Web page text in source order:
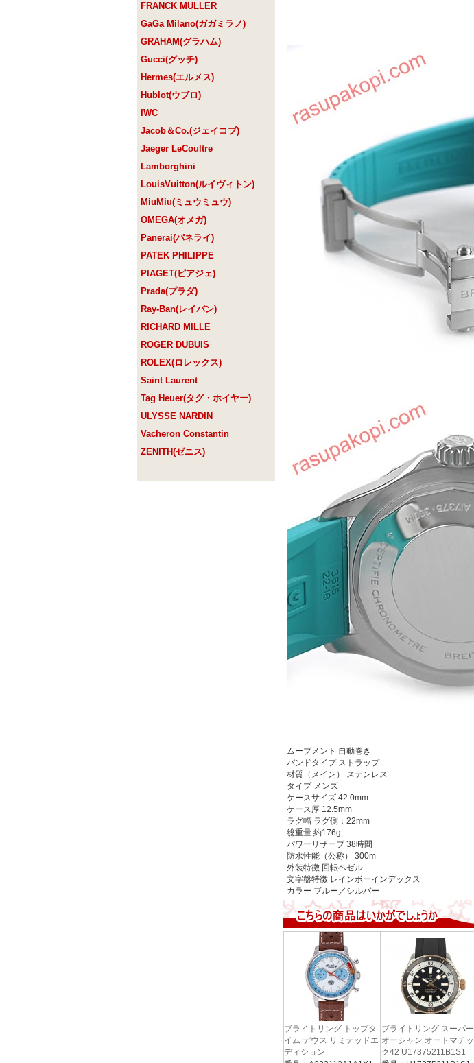
FRANCK MULLER
GaGa Milano(ガガミラノ)
GRAHAM(グラハム)
Gucci(グッチ)
Hermes(エルメス)
Hublot(ウブロ)
IWC
Jacob＆Co.(ジェイコブ)
Jaeger LeCoultre
Lamborghini
LouisVuitton(ルイヴィトン)
MiuMiu(ミュウミュウ)
OMEGA(オメガ)
Panerai(パネライ)
PATEK PHILIPPE
PIAGET(ピアジェ)
Prada(プラダ)
Ray-Ban(レイバン)
RICHARD MILLE
ROGER DUBUIS
ROLEX(ロレックス)
Saint Laurent
Tag Heuer(タグ・ホイヤー)
ULYSSE NARDIN
Vacheron Constantin
ZENITH(ゼニス)
ムーブメント 自動巻き
バンドタイプ ストラップ
材質（メイン）
ステンレス
タイプ メンズ
ケースサイズ 42.0mm
ケース厚 12.5mm
ラグ幅 ラグ側：22mm
総重量 約176g
パワーリザーブ 38時間
防水性能（公称）
300m
外装特徴 回転ベゼル
文字盤特徴 レインボーインデックス
カラー ブルー／シルバー
ブライトリング トップタ
イム デウス リミテッドエ
ディション
ブライトリング スーパー
オーシャン オートマチッ
ク42 U17375211B1S1